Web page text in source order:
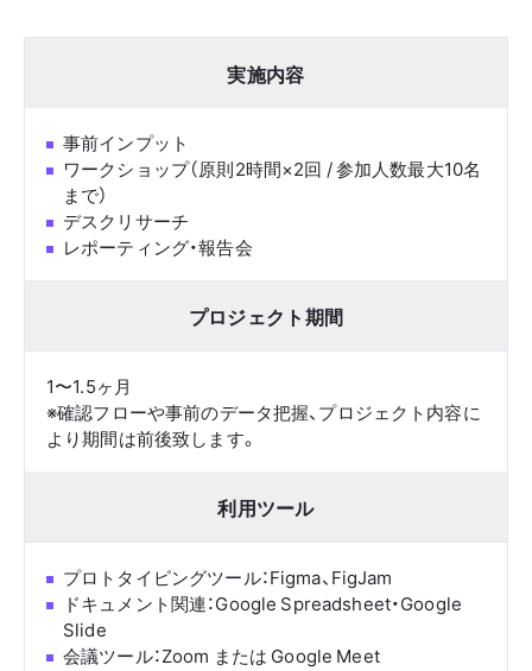
実施内容
事前インプット
ワークショップ（原則2時間×2回 / 参加人数最大10名
まで）
デスクリサーチ
レポーティング・報告会
プロジェクト期間
1〜1.5ヶ月
※確認フローや事前のデータ把握、プロジェクト内容に
より期間は前後致します。
利用ツール
プロトタイピングツール：Figma、FigJam
ドキュメント関連：Google Spreadsheet・Google
Slide
会議ツール：Zoom または Google Meet